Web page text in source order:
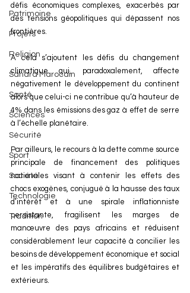
Patrimoine
Projets
Religion
Sahara Marocain
Santé
Sciences
Sécurité
Sport
Société
Technologie
Tradition
défis économiques complexes, exacerbés par
des tensions géopolitiques qui dépassent nos
frontières.
A cela s’ajoutent les défis du changement
climatique qui, paradoxalement, affecte
négativement le développement du continent
alors que celui-ci ne contribue qu’à hauteur de
4% dans les émissions des gaz à effet de serre
à l’échelle planétaire.
Par ailleurs, le recours à la dette comme source
principale de financement des politiques
nationales visant à contenir les effets des
chocs exogènes, conjugué à la hausse des taux
d’intérêt et à une spirale inflationniste
persistante, fragilisent les marges de
manœuvre des pays africains et réduisent
considérablement leur capacité à concilier les
besoins de développement économique et social
et les impératifs des équilibres budgétaires et
extérieurs.